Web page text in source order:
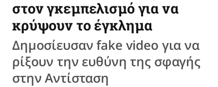
στον γκεμπελισμό για να
κρύψουν το έγκλημα
Δημοσίευσαν fake video για να
ρίξουν την ευθύνη της σφαγής
στην Αντίσταση